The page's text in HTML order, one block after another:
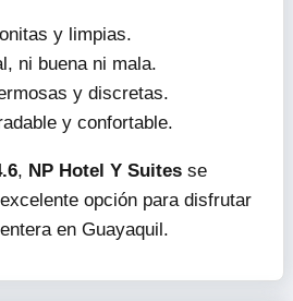
y limpias.
ni buena ni mala.
y discretas.
y confortable.
, NP Hotel Y Suites se
opción para disfrutar
en Guayaquil.